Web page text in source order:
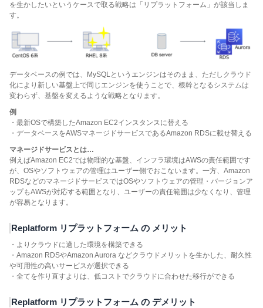
を生かしたいというケースで取る戦略は「リプラットフォーム」が該当しま
す。
データベースの例では、MySQLというエンジンはそのまま、ただしクラウド
化により新しい基盤上で同じエンジンを使うことで、根幹となるシステムは
変わらず、基盤を変えるような戦略となります。
例
・最新OSで構築したAmazon EC2インスタンスに替える
・データベースをAWSマネージドサービスであるAmazon RDSに載せ替える
マネージドサービスとは…
例えばAmazon EC2では物理的な基盤、インフラ環境はAWSの責任範囲です
が、OSやソフトウェアの管理はユーザー側でおこないます。一方、Amazon
RDSなどのマネージドサービスではOSやソフトウェアの管理・バージョンア
ップもAWSが対応する範囲となり、ユーザーの責任範囲は少なくなり、管理
が容易となります。
Replatform リプラットフォーム の メリット
・よりクラウドに適した環境を構築できる
・Amazon RDSやAmazon Aurora などクラウドメリットを生かした、耐久性
や可用性の高いサービスが選択できる
・全てを作り直すよりは、低コストでクラウドに合わせた移行ができる
Replatform リプラットフォーム の デメリット